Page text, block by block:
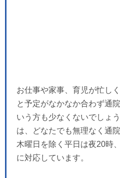
お仕事や家事、育児が忙し
と予定がなかなか合わず通
いう方も少なくないでしょ
は、どなたでも無理なく通
木曜日を除く平日は夜20時
に対応しています。